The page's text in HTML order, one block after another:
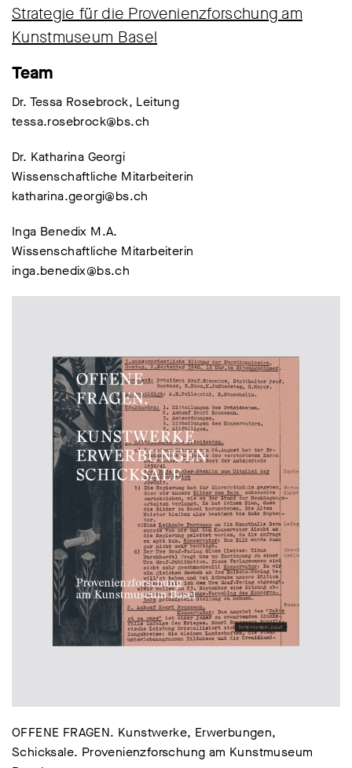
Strategie für die Provenienzforschung am
Kunstmuseum Basel
Team
Dr. Tessa Rosebrock, Leitung
tessa.rosebrock@bs.ch
Dr. Katharina Georgi
Wissenschaftliche Mitarbeiterin
katharina.georgi@bs.ch
Inga Benedix M.A.
Wissenschaftliche Mitarbeiterin
inga.benedix@bs.ch
OFFENE FRAGEN. Kunstwerke, Erwerbungen,
Schicksale. Provenienzforschung am Kunstmuseum